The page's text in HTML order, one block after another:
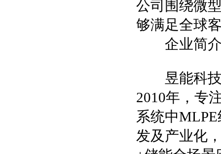
公司围绕微
够满足全球
企业简
昱能科技
2010年，专
系统中
发及产业化